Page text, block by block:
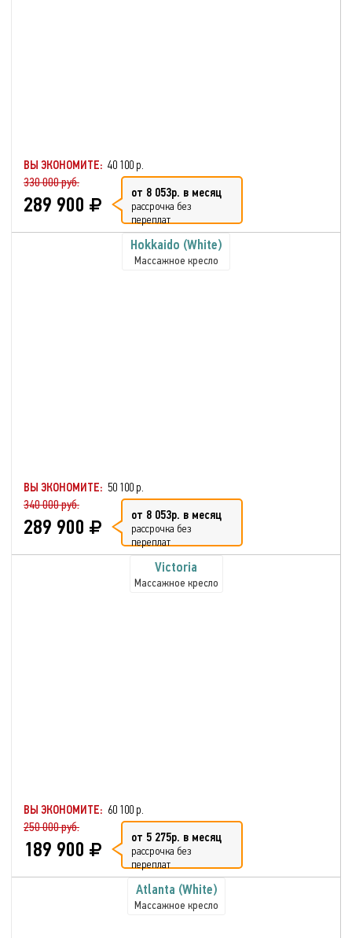
ВЫ ЭКОНОМИТЕ: 40 100 р.
330 000 руб.
289 900 от 8 053р. в месяц
рассрочка без
переплат
Hokkaido (White)
Массажное кресло
ВЫ ЭКОНОМИТЕ: 50 100 р.
340 000 руб.
289 900 от 8 053р. в месяц
рассрочка без
переплат
Victoria
Массажное кресло
ВЫ ЭКОНОМИТЕ: 60 100 р.
250 000 руб.
189 900 от 5 275р. в месяц
рассрочка без
переплат
Atlanta (White)
Массажное кресло